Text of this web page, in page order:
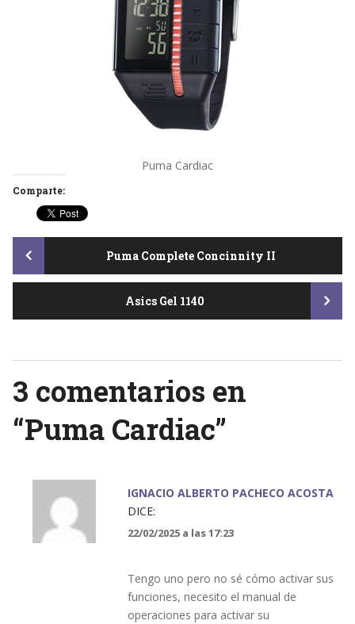
Puma Cardiac
Comparte:
Post
navigation
Puma Complete Concinnity II
Asics Gel 1140
3 comentarios en
“Puma Cardiac”
IGNACIO ALBERTO PACHECO ACOSTA
DICE:
22/02/2025 a las 17:23
Tengo uno pero no sé cómo activar sus
funciones, necesito el manual de
operaciones para activar su